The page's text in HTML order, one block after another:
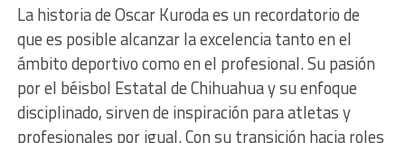
La historia de Oscar Kuroda es un recordatorio de
que es posible alcanzar la excelencia tanto en el
ámbito deportivo como en el profesional. Su pasión
por el béisbol Estatal de Chihuahua y su enfoque
disciplinado, sirven de inspiración para atletas y
profesionales por igual. Con su transición hacia roles